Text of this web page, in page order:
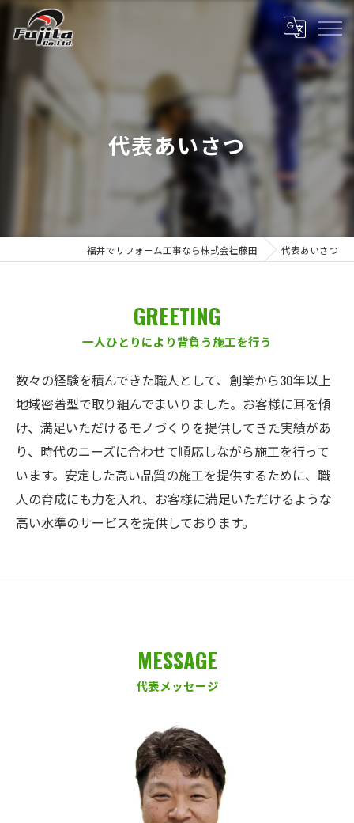
代表あいさつ
福井でリフォーム工事なら株式会社藤田 代表あいさつ
一人ひとりにより背負う施工を行う
GREETING
数々の経験を積んできた職人として、創業から30年以上
地域密着型で取り組んでまいりました。お客様に耳を傾
け、満足いただけるモノづくりを提供してきた実績があ
り、時代のニーズに合わせて順応しながら施工を行って
います。安定した高い品質の施工を提供するために、職
人の育成にも力を入れ、お客様に満足いただけるような
高い水準のサービスを提供しております。
代表メッセージ
MESSAGE